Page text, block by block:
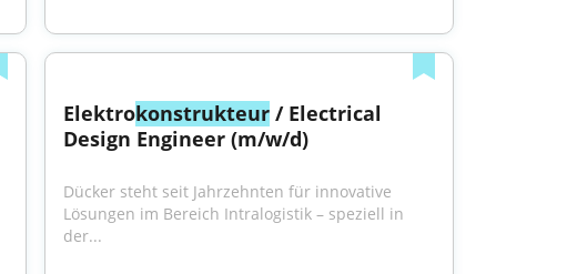
Elektrokonstrukteur / Electrical
Design Engineer (m/w/d)
Dücker steht seit Jahrzehnten für innovative
Lösungen im Bereich Intralogistik – speziell in
der...